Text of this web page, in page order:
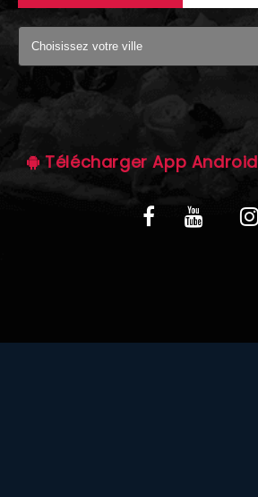
NOTRE RESTAURANT
VOS AVIS
MENTIONS LÉGALES
Télécharger App Android